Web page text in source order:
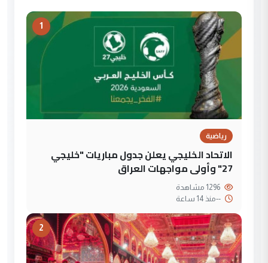
1
رياضية
الاتحاد الخليجي يعلن جدول مباريات "خليجي
27" وأولى مواجهات العراق
--منذ 14 ساعة
2